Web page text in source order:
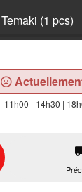
Temaki (1 pcs)
11h00 - 14h30 |